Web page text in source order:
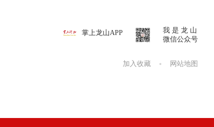
掌上龙山APP
我 是 龙 山
微信公众号
加入收藏 网站地图